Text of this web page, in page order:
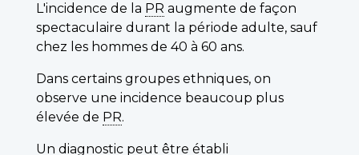
L'incidence de la PR augmente de façon
spectaculaire durant la période adulte, sauf
chez les hommes de 40 à 60 ans.
Dans certains groupes ethniques, on
observe une incidence beaucoup plus
élevée de PR.
Un diagnostic peut être établi